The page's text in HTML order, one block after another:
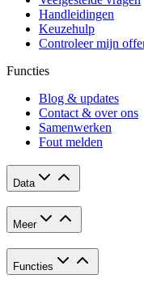
Handleidingen
Keuzehulp
Controleer mijn
Functies
Blog & updates
Contact & over ons
Samenwerken
Fout melden
Data
Meer
Functies